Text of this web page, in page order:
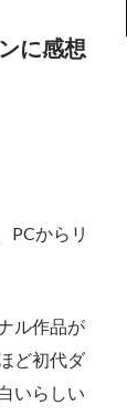
に感想
PCからリ
ル作品が
ど初代ダ
いらしい